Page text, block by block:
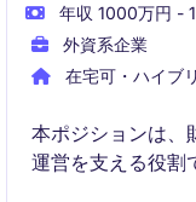
年収 1000万円 -
外資系企業
在宅可・ハイブ
本ポジションは、
運営を支える役割